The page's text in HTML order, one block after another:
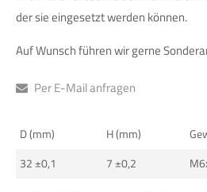
info@yourdomain.com
About us
Lorem ipsum dolor sit amet,
sociis natoque penatibus et magnis
der sie eingesetzt werden können.
Auf Wunsch führen wir gerne
Per E-Mail anfragen
D (mm) H (mm)
32 ±0,1
7 ±0,2